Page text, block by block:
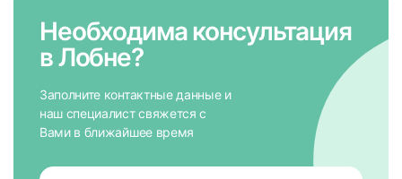
Необходима консультация
в Лобне?
Заполните контактные данные и
наш специалист свяжется с
Вами в ближайшее время